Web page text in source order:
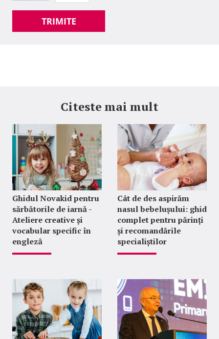
TRIMITE
Citeste mai mult
Ghidul Novakid pentru
sărbătorile de iarnă -
Ateliere creative și
vocabular specific în
engleză
Cât de des aspirăm
nasul bebelușului: ghid
complet pentru părinți
și recomandările
specialiștilor